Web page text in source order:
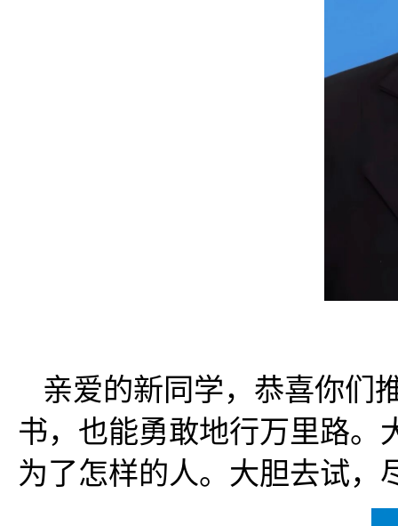
亲爱的新同学，恭喜你们
书，也能勇敢地行万里路。
为了怎样的人。大胆去试，